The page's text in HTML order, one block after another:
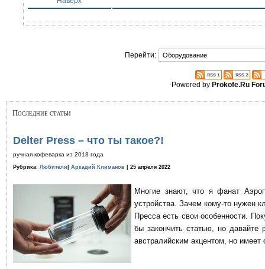
Перейти:
Powered byProkofe.Ru
Последние статьи
Delter Press – что ты такое?!
ручная кофеварка из 2018 года
Рубрика: Любители Аркадий Климанов | 25 апреля 2022
Многие знают, что я фанат
устройства. Зачем кому-то нужен
Пресса есть свои особенности.
бы закончить статью, но давайте
австралийским акцентом, но имеет